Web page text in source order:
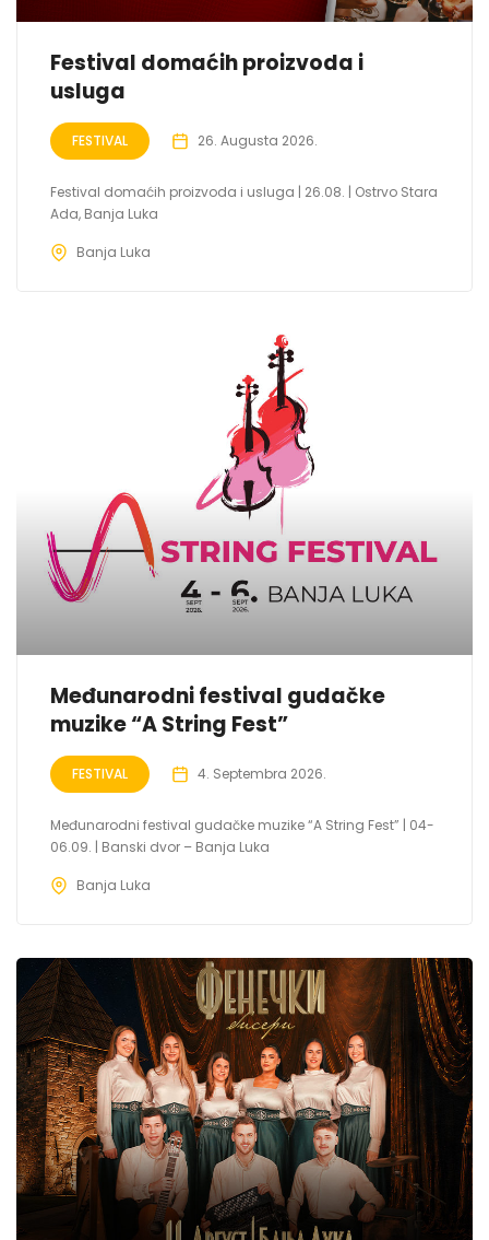
Festival domaćih proizvoda i
usluga
FESTIVAL 26. Augusta 2026.
Festival domaćih proizvoda i usluga | 26.08. | Ostrvo Stara
Ada, Banja Luka
Banja Luka
Međunarodni festival gudačke
muzike “A String Fest”
FESTIVAL 4. Septembra 2026.
Međunarodni festival gudačke muzike “A String Fest” | 04-
06.09. | Banski dvor – Banja Luka
Banja Luka